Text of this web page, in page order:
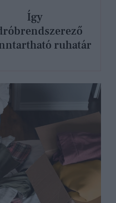
ruhatár